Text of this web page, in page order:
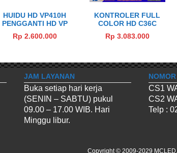
HUIDU HD VP410H
PENGGANTI HD VP
LED VIDEO
Rp 2.600.000
KONTROLER FULL
COLOR HD C36C
CONTROLLER)
Rp 3.083.000
JAM LAYANAN
Buka setiap hari kerja
(SENIN – SABTU) pukul
09.00 – 17.00 WIB. Hari
Minggu libur.
CS1
CS2
Telp :
Copyright © 2009-2029